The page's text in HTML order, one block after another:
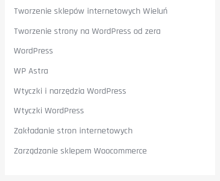
Tworzenie sklepów internetowych Wieluń
Tworzenie strony na WordPress od zera
WordPress
WP Astra
Wtyczki i narzędzia WordPress
Wtyczki WordPress
Zakładanie stron internetowych
Zarządzanie sklepem Woocommerce